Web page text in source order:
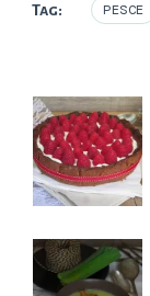
Tag: PESCE
articoli